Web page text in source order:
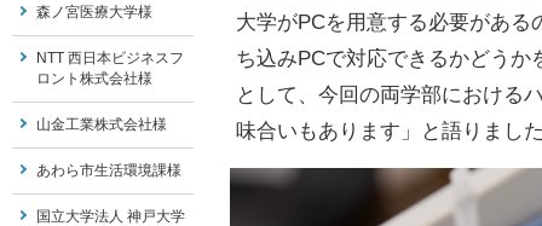
大学がPCを用意する必要があ
ち込みPCで対応できるかどう
として、今回の両学部における
味合いもあります」と語りまし
森ノ宮医療大学様
NTT 西日本ビジネスフ
ロント株式会社様
山金工業株式会社様
あわら市生活環境課様
国立大学法人 神戸大学